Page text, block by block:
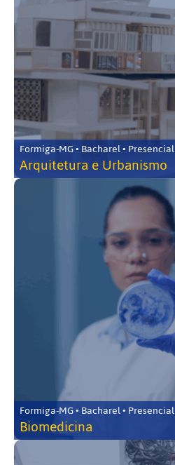
Formiga-MG • Bacharel • Presencial
Arquitetura e Urbanismo
Formiga-MG • Bacharel • Presencial
Biomedicina